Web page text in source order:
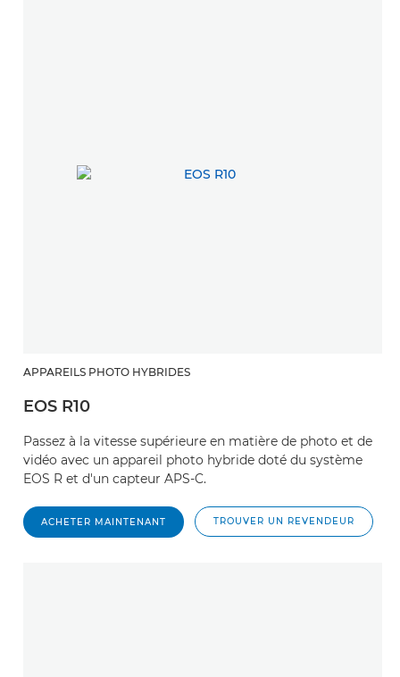
APPAREILS PHOTO HYBRIDES
EOS R10
Passez à la vitesse supérieure en matière de photo et de
vidéo avec un appareil photo hybride doté du système
EOS R et d'un capteur APS-C.
ACHETER MAINTENANT TROUVER UN REVENDEUR